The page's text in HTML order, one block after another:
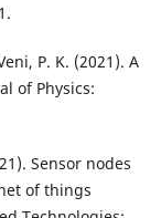
P. K. (2021). A
of Physics:
Sensor nodes
of things